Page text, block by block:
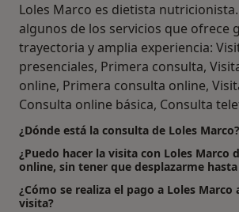
Loles Marco es dietista
algunos de los servicios que ofrece
trayectoria y amplia experiencia:
presenciales, Primera consulta,
online, Primera consulta online,
Consulta online básica, Consulta
¿Dónde está la consulta de Loles Marco?
¿Puedo hacer la visita con Loles Marco
online, sin tener que desplazarme
¿Cómo se realiza el pago a Loles
visita?